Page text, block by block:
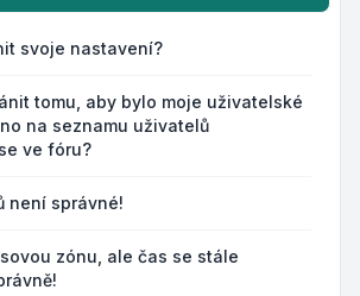
svoje nastavení?
tomu, aby bylo moje uživatelské
na seznamu uživatelů
ve fóru?
není správné!
zónu, ale čas se stále